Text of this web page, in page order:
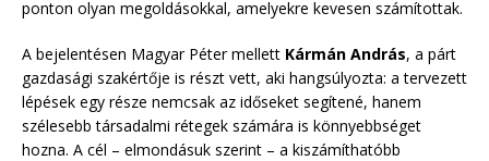
ponton olyan megoldásokkal, amelyekre kevesen számítottak.
A bejelentésen Magyar Péter mellett Kármán András, a párt
gazdasági szakértője is részt vett, aki hangsúlyozta: a tervezett
lépések egy része nemcsak az időseket segítené, hanem
szélesebb társadalmi rétegek számára is könnyebbséget
hozna. A cél – elmondásuk szerint – a kiszámíthatóbb